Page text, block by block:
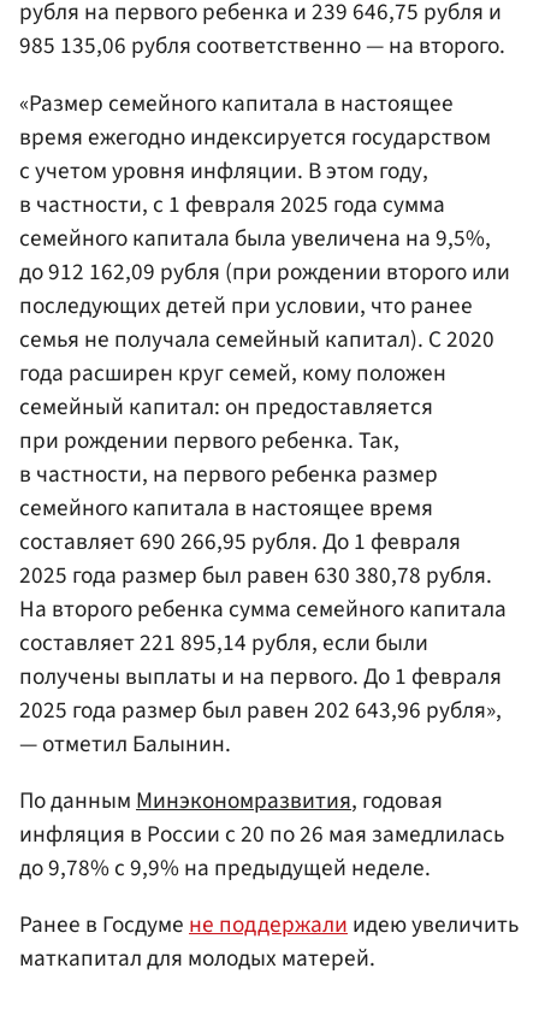
рубля на первого ребенка и 239 646,75 рубля и
985 135,06 рубля соответственно — на второго.
«Размер семейного капитала в настоящее
время ежегодно индексируется государством
с учетом уровня инфляции. В этом году,
в частности, с 1 февраля 2025 года сумма
семейного капитала была увеличена на 9,5%,
до 912 162,09 рубля (при рождении второго или
последующих детей при условии, что ранее
семья не получала семейный капитал). С 2020
года расширен круг семей, кому положен
семейный капитал: он предоставляется
при рождении первого ребенка. Так,
в частности, на первого ребенка размер
семейного капитала в настоящее время
составляет 690 266,95 рубля. До 1 февраля
2025 года размер был равен 630 380,78 рубля.
На второго ребенка сумма семейного капитала
составляет 221 895,14 рубля, если были
получены выплаты и на первого. До 1 февраля
2025 года размер был равен 202 643,96 рубля»,
— отметил Балынин.
По даннымМинэкономразвития, годовая
инфляция в России с 20 по 26 мая замедлилась
до 9,78% с 9,9% на предыдущей неделе.
Ранее в Госдумене поддержалиидею увеличить
маткапитал для молодых матерей.